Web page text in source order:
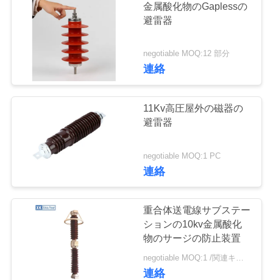
金属酸化物のGaplessの
避雷器
negotiable MOQ:12 部分
連絡
11Kv高圧屋外の磁器の
避雷器
negotiable MOQ:1 PC
連絡
重合体送電線サブステー
ションの10kv金属酸化
物のサージの防止装置
連絡